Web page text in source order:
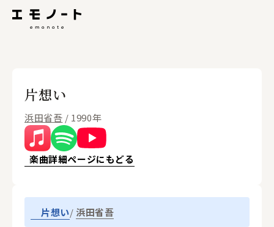
片想い
浜田省吾 / 1990年
楽曲詳細ページにもどる
片想い 浜田省吾